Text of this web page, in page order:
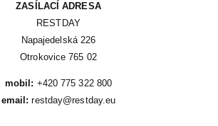
ZASÍLACÍ ADRESA
RESTDAY
Napajedelská 226
Otrokovice 765 02
mobil:
email: restday@restday.eu